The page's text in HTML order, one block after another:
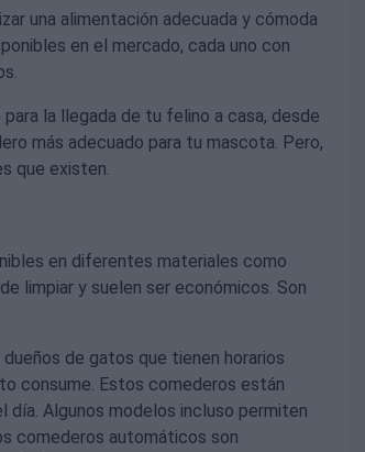
una alimentación adecuada y cómoda
en el mercado, cada uno con
la llegada de tu felino a casa, desde
más adecuado para tu mascota. Pero,
que existen.
en diferentes materiales como
limpiar y suelen ser económicos. Son
de gatos que tienen horarios
consume. Estos comederos están
día. Algunos modelos incluso permiten
comederos automáticos son